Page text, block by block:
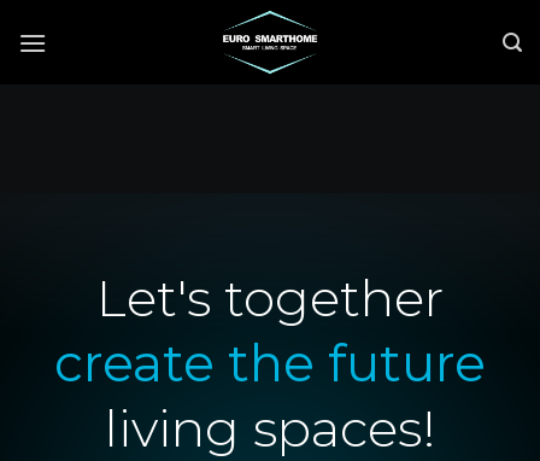
Let's together
create the future
living spaces!